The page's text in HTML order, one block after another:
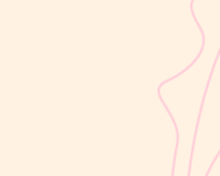
sekitar 2–3 minggu, bahkan sebelum Moms mengalami haid
pertama. Kondisi ini sering kali tidak disadari karena ovulasi dapat
terjadi lebih dulu, sebelum siklus menstruasi kembali. Artinya,